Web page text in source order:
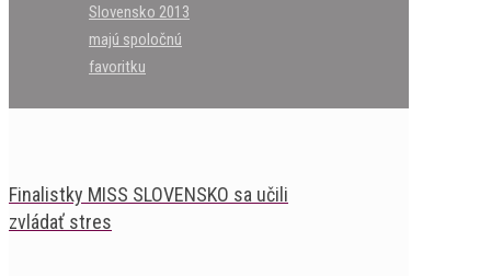
Slovensko 2013
majú spoločnú
favoritku
Finalistky MISS SLOVENSKO sa učili
zvládať stres